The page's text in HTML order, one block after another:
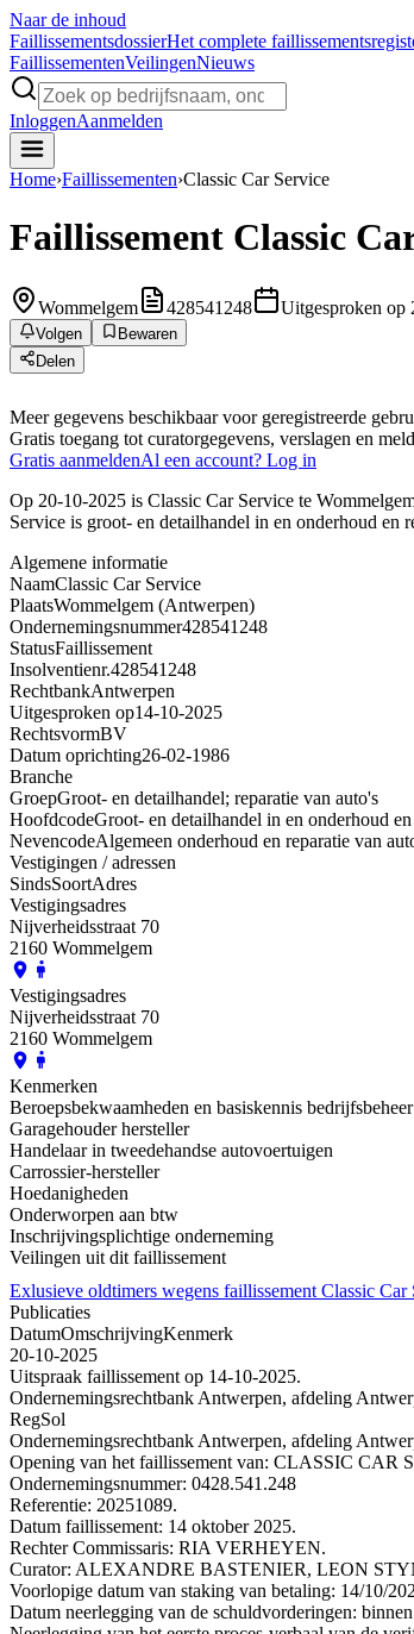
Naar de inhoud
FaillissementsdossierHet complete
FaillissementenVeilingenNieuws
InloggenAanmelden
Home›Faillissementen›Classic Car Service
Faillissement Classic
Wommelgem 428541248 Uitgesproken op
Volgen
Bewaren
Delen
Meer gegevens beschikbaar voor geregistreerde
Gratis toegang tot curatorgegevens, verslagen en
Gratis aanmeldenAl een account? Log in
Op 20-10-2025 is Classic Car Service te
Service is groot- en detailhandel in en onderhoud en
Algemene informatie
NaamClassic Car Service
PlaatsWommelgem (Antwerpen)
Ondernemingsnummer428541248
StatusFaillissement
Insolventienr.428541248
RechtbankAntwerpen
Uitgesproken op14-10-2025
RechtsvormBV
Datum oprichting26-02-1986
Branche
GroepGroot- en detailhandel; reparatie van auto's
HoofdcodeGroot- en detailhandel in en onderhoud
NevencodeAlgemeen onderhoud en reparatie van
Vestigingen / adressen
SindsSoortAdres
Vestigingsadres
Nijverheidsstraat 70
2160 Wommelgem
Vestigingsadres
Nijverheidsstraat 70
2160 Wommelgem
Kenmerken
Beroepsbekwaamheden en basiskennis bedrijfsbeheer
Garagehouder hersteller
Handelaar in tweedehandse autovoertuigen
Carrossier-hersteller
Hoedanigheden
Onderworpen aan btw
Inschrijvingsplichtige onderneming
Veilingen uit dit faillissement
Exlusieve oldtimers wegens faillissement Classic
Publicaties
DatumOmschrijvingKenmerk
20-10-2025
Uitspraak faillissement op 14-10-2025.
Ondernemingsrechtbank Antwerpen, afdeling
RegSol
Ondernemingsrechtbank Antwerpen, afdeling
Opening van het faillissement van: CLASSIC
Ondernemingsnummer: 0428.541.248
Referentie: 20251089.
Datum faillissement: 14 oktober 2025.
Rechter Commissaris: RIA VERHEYEN.
Curator: ALEXANDRE BASTENIER, LEON
Voorlopige datum van staking van betaling: 14/10/
Datum neerlegging van de schuldvorderingen: